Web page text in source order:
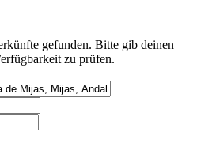
gefunden. Bitte gib deinen
zu prüfen.